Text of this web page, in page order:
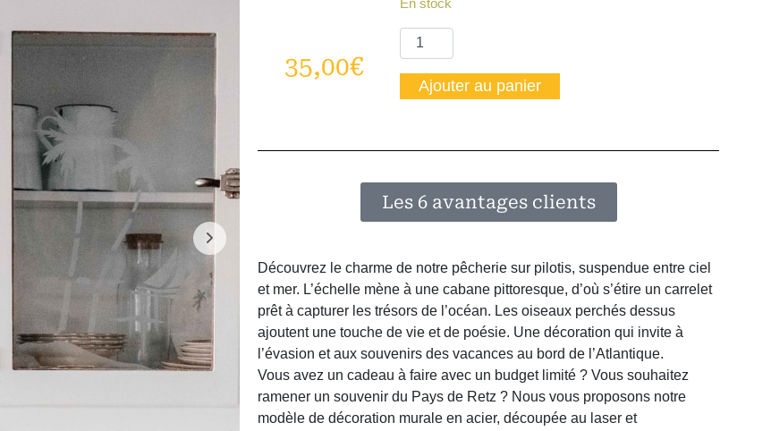
35,00€
En stock
Ajouter au panier
Les 6 avantages clients
Découvrez le charme de notre pêcherie sur pilotis, suspendue entre ciel
et mer. L’échelle mène à une cabane pittoresque, d’où s’étire un carrelet
prêt à capturer les trésors de l’océan. Les oiseaux perchés dessus
ajoutent une touche de vie et de poésie. Une décoration qui invite à
l’évasion et aux souvenirs des vacances au bord de l’Atlantique.
Vous avez un cadeau à faire avec un budget limité ? Vous souhaitez
ramener un souvenir du Pays de Retz ? Nous vous proposons notre
modèle de décoration murale en acier, découpée au laser et